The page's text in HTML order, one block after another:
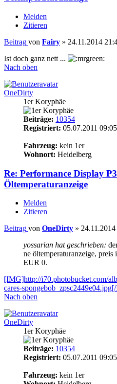
Melden
Zitieren
Beitrag von Fairy » 24.11.2014
Ist doch ganz nett ...
Nach oben
OneDirty
1er Koryphäe
Beiträge: 10354
Registriert: 05.07.2011 09:05
Fahrzeug: kein 1er
Wohnort: Heidelberg
Re: Performance Display
Öltemperaturanzeige
Melden
Zitieren
Beitrag von OneDirty »
yossarian hat geschrieben:
ne öltemperaturanzeige,
EUR 0.
[IMG]http://i70.photobucket.com/
cares-
Nach oben
OneDirty
1er Koryphäe
Beiträge: 10354
Registriert: 05.07.2011 09:05
Fahrzeug: kein 1er